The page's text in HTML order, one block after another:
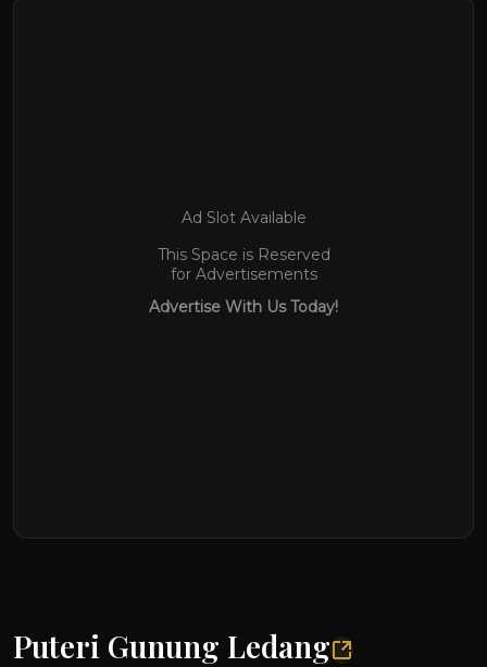
Ad Slot Available
This Space is Reserved
for Advertisements
Advertise With Us Today!
Puteri Gunung Ledang